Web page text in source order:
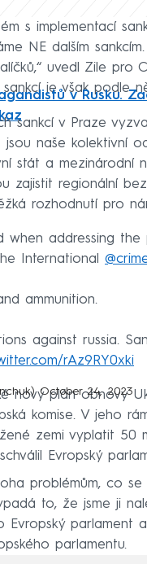
s implementací
NE dalším
uvedl Zile pro
je však podle
v Rusku.
sankcí v Praze
jsou naše kolektivní
stát a mezinárodní
zajistit regionální
rozhodnutí pro
when addressing
International
ammunition.
against russia.
rAz9RY0xki
October 24, 2023
nový plán obnovy
komise. V jeho
zemi vyplatit 50
Evropský
problémům, co
to, že jsme ji
Evropský parlament
parlamentu.